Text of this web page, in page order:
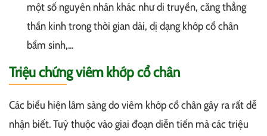
một số nguyên nhân khác như di truyền, căng thẳng
thần kinh trong thời gian dài, dị dạng khớp cổ chân
bẩm sinh,...
Triệu chứng viêm khớp cổ chân
Các biểu hiện lâm sàng do viêm khớp cổ chân gây ra rất dễ
nhận biết. Tuỳ thuộc vào giai đoạn diễn tiến mà các triệu